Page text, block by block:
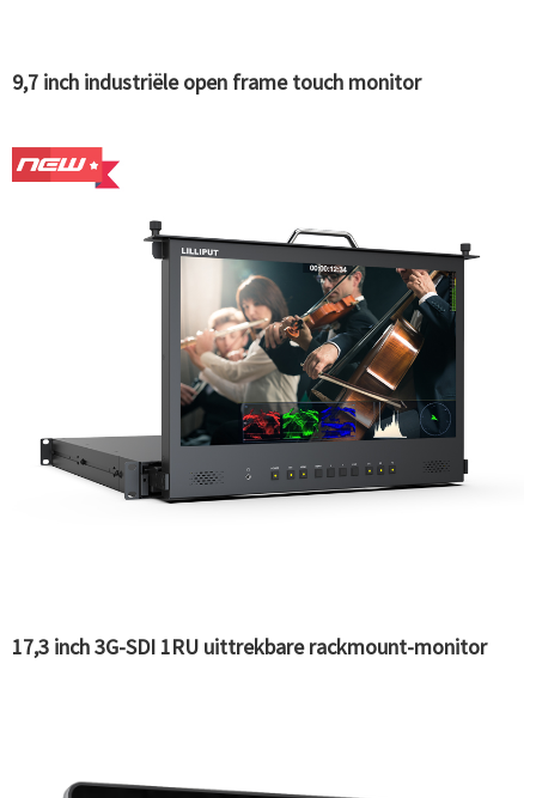
9,7 inch industriële open frame touch monitor
17,3 inch 3G-SDI 1RU uittrekbare rackmount-monitor